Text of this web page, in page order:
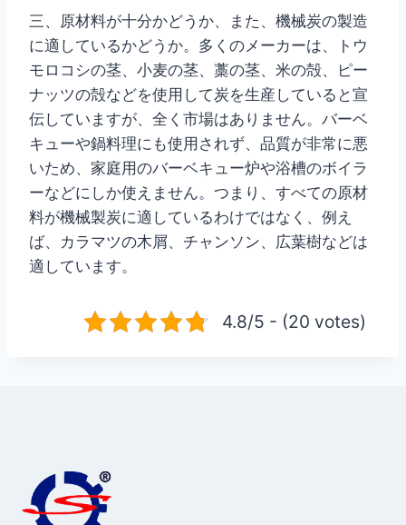
三、原材料が十分かどうか、また、機械炭の製造
に適しているかどうか。多くのメーカーは、トウ
モロコシの茎、小麦の茎、藁の茎、米の殻、ピー
ナッツの殻などを使用して炭を生産していると宣
伝していますが、全く市場はありません。バーベ
キューや鍋料理にも使用されず、品質が非常に悪
いため、家庭用のバーベキュー炉や浴槽のボイラ
ーなどにしか使えません。つまり、すべての原材
料が機械製炭に適しているわけではなく、例え
ば、カラマツの木屑、チャンソン、広葉樹などは
適しています。
4.8/5 - (20 votes)